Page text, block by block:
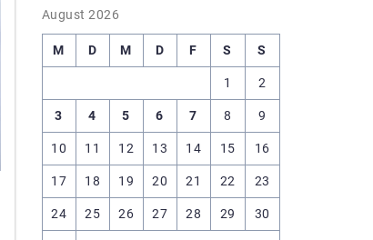
August 2026
M D M D F S S
1 2
3 4 5 6 7 8 9
10 11 12 13 14 15 16
17 18 19 20 21 22 23
24 25 26 27 28 29 30